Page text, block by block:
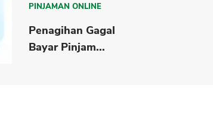
PINJAMAN ONLINE
Penagihan Gagal
Bayar Pinjam...